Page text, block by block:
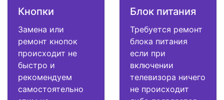
Кнопки
Замена или
ремонт кнопок
происходит не
быстро и
рекомендуем
самостоятельно
Блок питания
Требуется ремонт
блока питания
если при
включении
телевизора ничего
не происходит